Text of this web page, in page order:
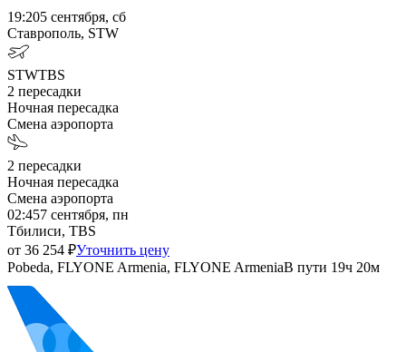
19:205 сентября, сб
Ставрополь, STW
STWTBS
2 пересадки
Ночная пересадка
Смена аэропорта
2 пересадки
Ночная пересадка
Смена аэропорта
02:457 сентября, пн
Тбилиси, TBS
от 36 254 ₽Уточнить цену
Pobeda, FLYONE Armenia, FLYONE ArmeniaВ пути 19ч 20м